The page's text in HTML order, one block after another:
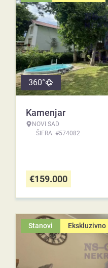
360°
Kamenjar
NOVI SAD
ŠIFRA: #574082
€159.000
Stanovi Ekskluzivno